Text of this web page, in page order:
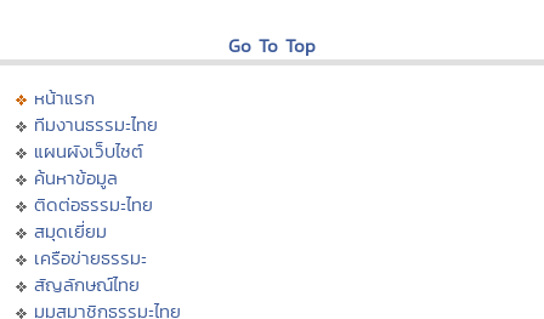
Go To Top
หน้าแรก
ทีมงานธรรมะไทย
แผนผังเว็บไซต์
ค้นหาข้อมูล
ติดต่อธรรมะไทย
สมุดเยี่ยม
เครือข่ายธรรมะ
สัญลักษณ์ไทย
มุมสมาชิกธรรมะไทย